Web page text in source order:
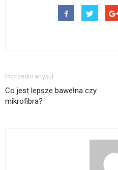
oknie) w
nowym
oknie)
oknie)
Poprzedni artykuł
Co jest lepsze bawełna czy
mikrofibra?